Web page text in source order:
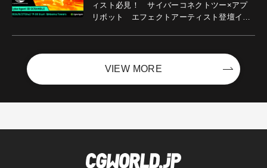
ィスト必見！ サイバーコネクトツー×アプ
リボット エフェクトアーティスト登壇イベ
VIEW MORE